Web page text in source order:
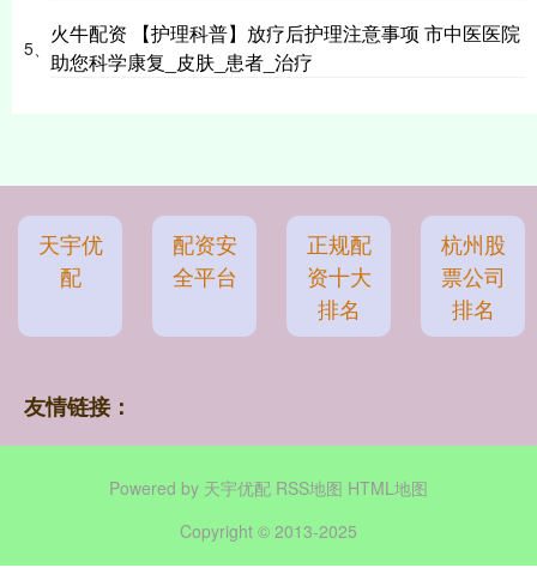
5、
火牛配资 【护理科普】放疗后护理注意事项 市中医医院
助您科学康复_皮肤_患者_治疗
天宇优
配
配资安
全平台
正规配
资十大
排名
杭州股
票公司
排名
友情链接：
Powered by 天宇优配 RSS地图 HTML地图
Copyright © 2013-2025